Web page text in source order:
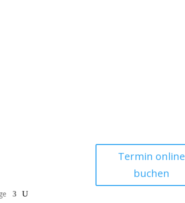
Termin online
buchen